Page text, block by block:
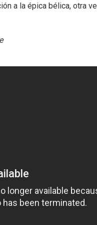
a la épica bélica, otra